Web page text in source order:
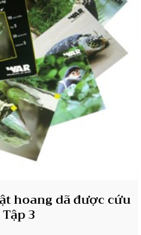
hoang dã được cứu
3